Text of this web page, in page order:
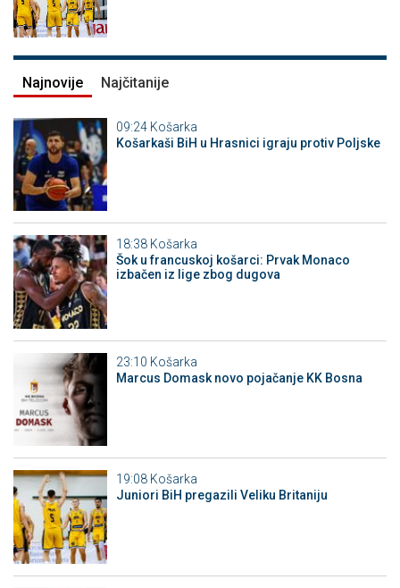
Najnovije Najčitanije
09:24 Košarka
Košarkaši BiH u Hrasnici igraju protiv Poljske
18:38 Košarka
Šok u francuskoj košarci: Prvak Monaco
izbačen iz lige zbog dugova
23:10 Košarka
Marcus Domask novo pojačanje KK Bosna
19:08 Košarka
Juniori BiH pregazili Veliku Britaniju